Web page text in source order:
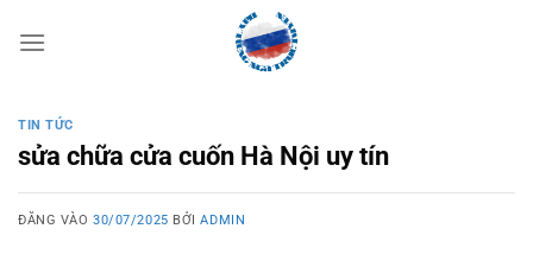
qua
TIN TỨC
sửa chữa cửa cuốn Hà Nội uy tín
ĐĂNG VÀO30/07/2025 BỞIADMIN